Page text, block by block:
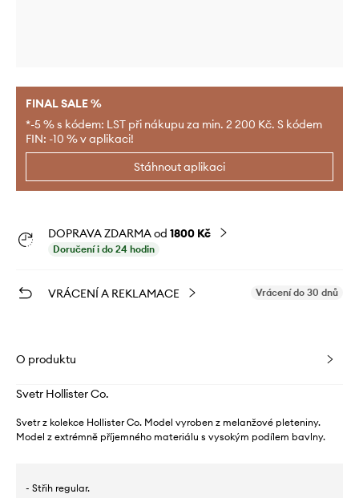
FINAL SALE %
*-5 % s kódem: LST při nákupu za min. 2 200 Kč. S kódem
FIN: -10 % v aplikaci!
Stáhnout aplikaci
DOPRAVA ZDARMA od 1800 Kč
Doručení i do 24 hodin
VRÁCENÍ A REKLAMACE Vrácení do 30 dnů
O produktu
Svetr Hollister Co.
Svetr z kolekce Hollister Co. Model vyroben z melanžové pleteniny.
Model z extrémně příjemného materiálu s vysokým podílem bavlny.
- Střih regular.